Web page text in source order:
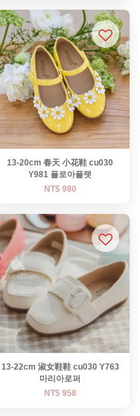
13-20cm 春天 小花鞋 cu030
Y981 플로아플랫
NT$ 980
13-22cm 淑女鞋鞋 cu030 Y763
마리아로퍼
NT$ 958